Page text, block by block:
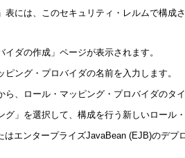
表には、このセキュリティ・レルムで構成
イダの作成 」ページが表示されます。
ング・プロバイダの名前を入力します。
ら、ロール・マッピング・プロバイダのタイ
グ 」を選択して、構成を行う新しいロール
はエンタープライズJavaBean (EJB)のデ